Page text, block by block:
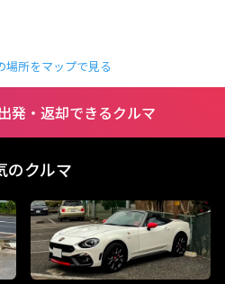
場所をマップで見る
発・返却できるクルマ
のクルマ